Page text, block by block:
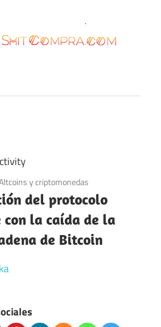
y criptomonedas
del protocolo
con la caída de la
de Bitcoin